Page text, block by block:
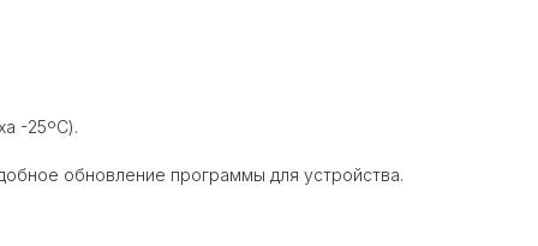
-25ºC).
обновление программы для устройства.